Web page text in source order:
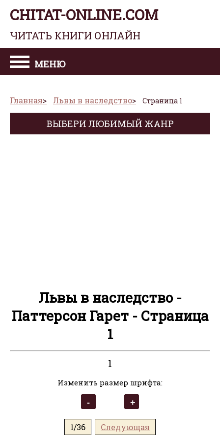
CHITAT-ONLINE.COM
ЧИТАТЬ КНИГИ ОНЛАЙН
МЕНЮ
Главная Львы в наследство Страница 1
ВЫБЕРИ ЛЮБИМЫЙ ЖАНР
Львы в наследство -
Паттерсон Гарет - Страница
1
1
Изменить размер шрифта:
1/36 Следующая